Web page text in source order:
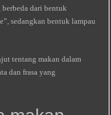
berbeda dari bentuk
sedangkan bentuk lampau
tentang makan dalam
dan frasa yang